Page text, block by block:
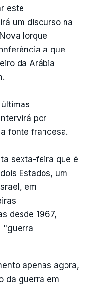
este
um discurso na
Iorque
a que
da Arábia
por
fonte francesa.
sexta-feira que é
Estados, um
em
desde 1967,
"guerra
apenas agora,
da guerra em